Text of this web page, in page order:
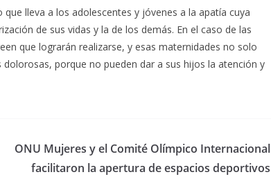
lleva a los adolescentes y jóvenes a la apatía cuya
de sus vidas y la de los demás. En el caso de las
que lograrán realizarse, y esas maternidades no solo
porque no pueden dar a sus hijos la atención y
ONU Mujeres y el Comité Olímpico Internacional
facilitaron la apertura de espacios deportivos